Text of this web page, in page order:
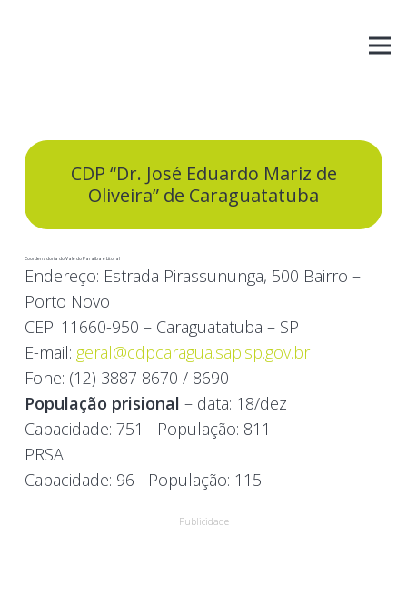
CDP “Dr. José Eduardo Mariz de
Oliveira” de Caraguatatuba
Coordenadoria do Vale do Paraíba e Litoral
Endereço: Estrada Pirassununga, 500 Bairro –
Porto Novo
CEP: 11660-950 – Caraguatatuba – SP
E-mail: geral@cdpcaragua.sap.sp.gov.br
Fone: (12) 3887 8670 / 8690
População prisional – data: 18/dez
Capacidade: 751 População: 811
PRSA
Capacidade: 96 População: 115
Publicidade